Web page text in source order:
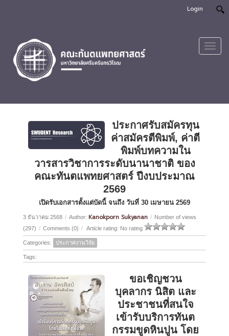
Login
ประกาศรับสมัครทุน
ค่าสมัครตีพิมพ์, ค่าตี
พิมพ์บทความใน
วารสารวิชาการระดับนานาชาติ ของ
คณะทันตแพทยศาสตร์ ปีงบประมาณ
2569
เปิดรับเอกสารตั้งแต่บัดนี้ จนถึง วันที่ 30 เมษายน 2569
3 ธันวาคม 2568 / Author: Kanokporn Sukyanan / Number of views
(297) / Comments (0) / Article rating: No rating
Categories: ประกาศงานวิจัย
Tags:
ขอเชิญชวน
บุคลากร นิสิต และ
ประชาชนที่สนใจ
เข้ารับบริการทันต
กรรมขูดหินปูน โดย